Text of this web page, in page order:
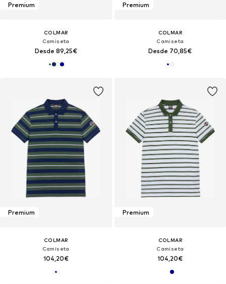
Premium
COLMAR
Camiseta
Desde 89,25€
Premium
COLMAR
Camiseta
Desde 70,85€
Premium
COLMAR
Camiseta
104,20€
Premium
COLMAR
Camiseta
104,20€